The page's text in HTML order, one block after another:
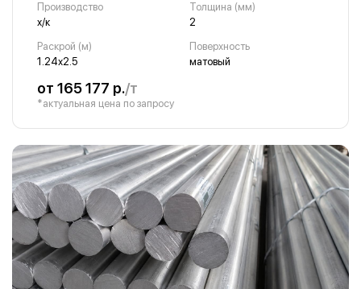
Производство
х/к
Толщина (мм)
2
Раскрой (м)
1.24х2.5
Поверхность
матовый
от 165 177 р./т
*актуальная цена по запросу